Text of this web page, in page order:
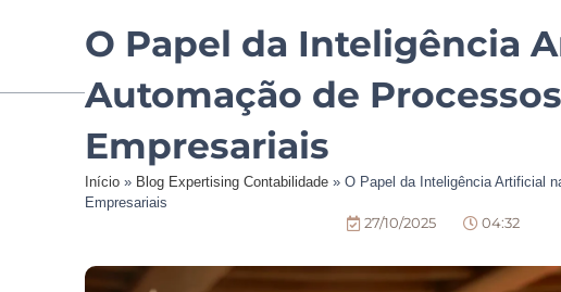
O Papel da Inteligência
Automação de Processos
Empresariais
Início » Blog Expertising Contabilidade » O Papel da Inteligência Artificial
Empresariais
27/10/2025 04:32